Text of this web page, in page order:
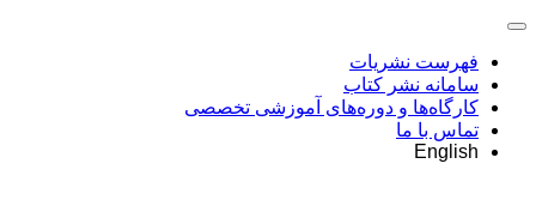
فهرست نشریات
سامانه نشر کتاب
کارگاه‌ها و دوره‌های آموزشی تخصصی
تماس با ما
English